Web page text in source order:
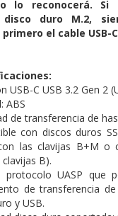
lo reconocerá. Si
duro M.2,
el cable USB-C
USB-C USB 3.2 Gen 2
ABS
de transferencia de
con discos duros
las clavijas B+M o
B).
protocolo UASP que
de transferencia
y USB.